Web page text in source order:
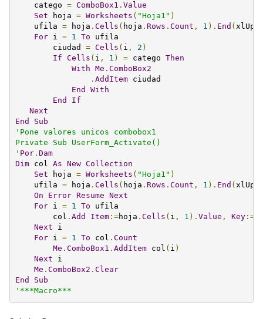
    catego
= ComboBox1 .Value
Set hoja = Worksheets ( "Hoja1" )
    ufila
= hoja .Cells ( hoja . Rows .Count , 1 ). End (xlUp
For i = 1 To ufila
        ciudad
= Cells ( i , 2 )
If
Cells ( i , 1 ) = catego Then
With
Me .ComboBox2
.AddItem ciudad
End
With
End
If
Next
End
Sub
'Pone valores unicos combobox1
Private Sub UserForm_Activate()
' Por .Dam
Dim col As New Collection
Set hoja = Worksheets ( "Hoja1" )
    ufila
= hoja .Cells ( hoja . Rows .Count , 1 ). End (xlUp
On
Error Resume
Next
For i = 1 To ufila
        col
.Add Item :=hoja .Cells ( i , 1 ).Value , Key :=
Next i
For i = 1 To col .Count
Me .ComboBox1 .AddItem col ( i )
Next i
Me .ComboBox2 .Clear
End
Sub
'***Macro***